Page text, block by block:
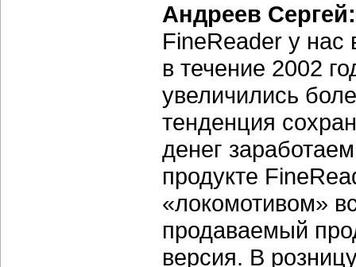
Андреев Сергей:
FineReader у
в течение 2002
увеличились
тенденция
денег
продукте
«локомотивом»
продаваемый
версия. В